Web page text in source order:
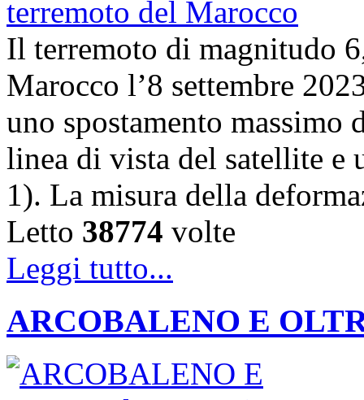
Il terremoto di magnitudo
Marocco l’8 settembre
uno spostamento
linea di vista del satellite
1). La misura della
Letto 38774 volte
Leggi tutto...
ARCOBALENO E